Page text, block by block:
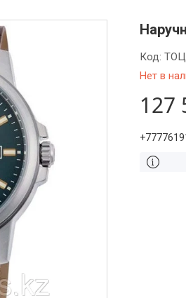
Нет в
Код: ТОЦ
127